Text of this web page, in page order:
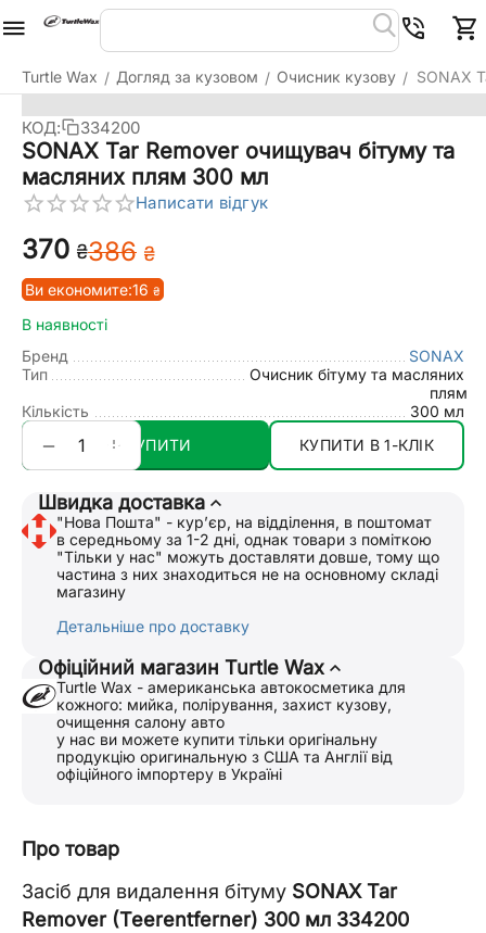
Turtle Wax / Догляд за кузовом / Очисник кузову / SONAX
КОД: 334200
SONAX Tar Remover очищувач бітуму та
масляних плям 300 мл
Написати відгук
‍370‍ ₴‍386‍ ₴
Ви економите:16 ₴
В наявності
Бренд
SONAX
Тип
Очисник бітуму та масляних
плям
Кількість
300 мл
+
− КУПИТИ КУПИТИ В 1-КЛІК
Швидка доставка
"Нова Пошта" - курʼєр, на відділення, в поштомат
в середньому за 1-2 дні, однак товари з поміткою
"Тільки у нас" можуть доставляти довше, тому що
частина з них знаходиться не на основному складі
магазину
Детальніше про доставку
Офіційний магазин Turtle Wax
Turtle Wax - американська автокосметика для
кожного: мийка, полірування, захист кузову,
очищення салону авто
у нас ви можете купити тільки оригінальну
продукцію оригинальную з США та Англії від
офіційного імпортеру в Україні
Про товар
Засіб для видалення бітуму SONAX Tar
Remover (Teerentferner) 300 мл 334200